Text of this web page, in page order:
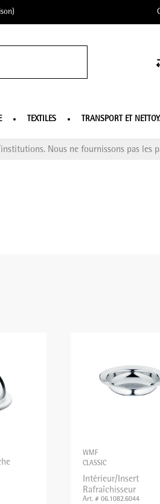
TEXTILES TRANSPORT ET
Nous ne fournissons pas les
WMF
CLASSIC
Intérieur/Insert
Rafraîchisseur
Art. # 06.1082.6044